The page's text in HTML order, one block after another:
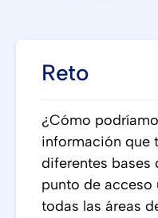
Reto
¿Cómo
información que
diferentes bases
punto de acceso
todas las áreas